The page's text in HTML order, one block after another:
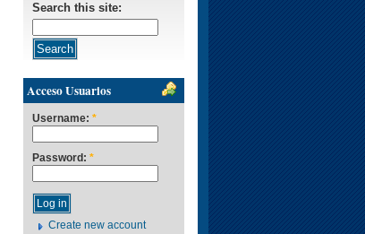
Search this site:
Acceso Usuarios
Username: *
Password: *
Create new account